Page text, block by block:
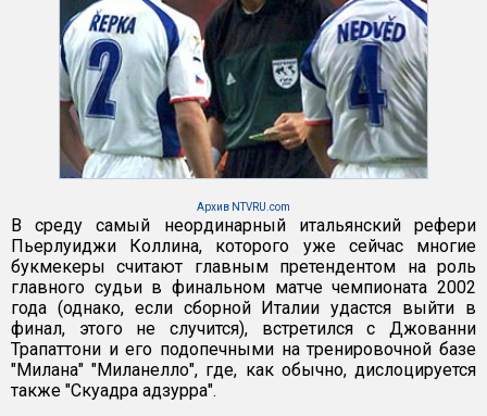
Архив NTVRU.com
В среду самый неординарный итальянский рефери
Пьерлуиджи Коллина, которого уже сейчас многие
букмекеры считают главным претендентом на роль
главного судьи в финальном матче чемпионата 2002
года (однако, если сборной Италии удастся выйти в
финал, этого не случится), встретился с Джованни
Трапаттони и его подопечными на тренировочной базе
"Милана" "Миланелло", где, как обычно, дислоцируется
также "Скуадра адзурра".